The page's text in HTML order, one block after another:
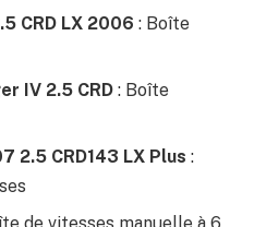
CRD LX 2006 : Boîte
IV 2.5 CRD : Boîte
2.5 CRD143 LX Plus :